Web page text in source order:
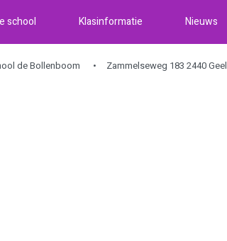
school Klasinformatie Nieuws
de Bollenboom Zammelseweg 183 2440 Geel